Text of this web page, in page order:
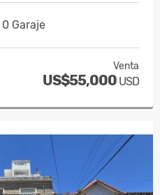
Garaje
Venta
US$55,000 USD